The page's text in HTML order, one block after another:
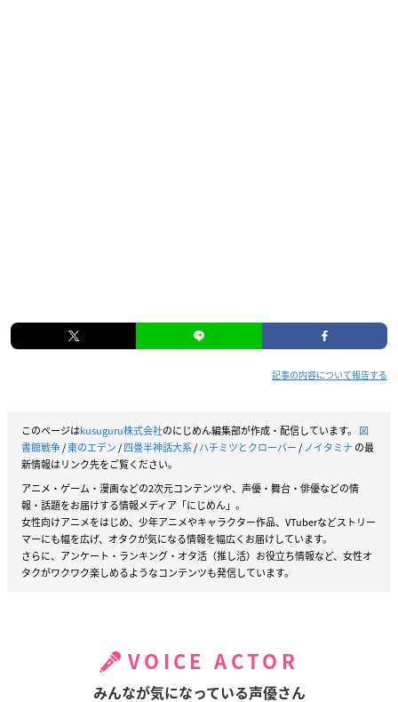
記事の内容について報告する
このページはkusuguru株式会社のにじめん編集部が作成・配信しています。 図
書館戦争/東のエデン/四畳半神話大系/ハチミツとクローバー/ノイタミナの最
新情報はリンク先をご覧ください。
アニメ・ゲーム・漫画などの2次元コンテンツや、声優・舞台・俳優などの情
報・話題をお届けする情報メディア「にじめん」。
女性向けアニメをはじめ、少年アニメやキャラクター作品、VTuberなどストリー
マーにも幅を広げ、オタクが気になる情報を幅広くお届けしています。
さらに、アンケート・ランキング・オタ活（推し活）お役立ち情報など、女性オ
タクがワクワク楽しめるようなコンテンツも発信しています。
VOICE ACTOR
みんなが気になっている声優さん